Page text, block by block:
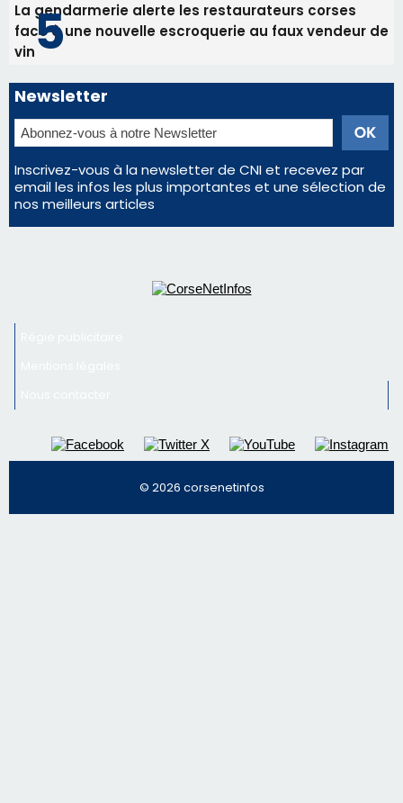
La gendarmerie alerte les restaurateurs corses
face à une nouvelle escroquerie au faux vendeur de
vin
Newsletter
Inscrivez-vous à la newsletter de CNI et recevez par
email les infos les plus importantes et une sélection de
nos meilleurs articles
© 2026 corsenetinfos